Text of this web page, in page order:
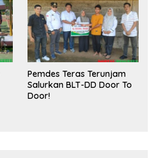
Pemdes Teras Terunjam
Salurkan BLT-DD Door To
Door!